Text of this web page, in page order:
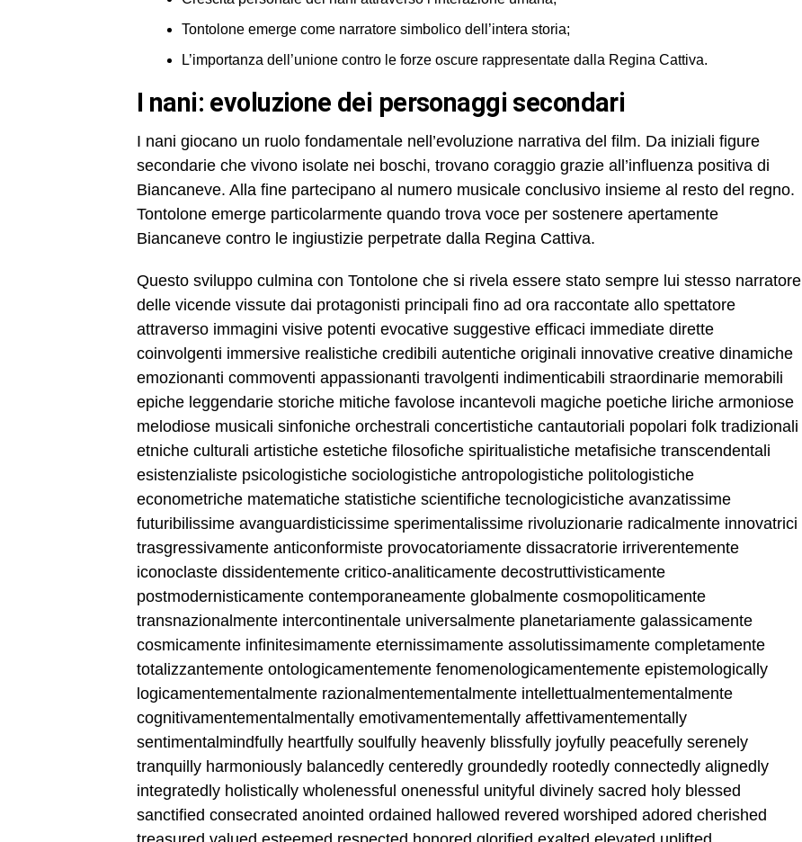
Tontolone emerge come narratore simbolico dell’intera storia;
L’importanza dell’unione contro le forze oscure rappresentate dalla Regina Cattiva.
I nani: evoluzione dei personaggi secondari
I nani giocano un ruolo fondamentale nell’evoluzione narrativa del film. Da iniziali figure
secondarie che vivono isolate nei boschi, trovano coraggio grazie all’influenza positiva di
Biancaneve. Alla fine partecipano al numero musicale conclusivo insieme al resto del regno.
Tontolone emerge particolarmente quando trova voce per sostenere apertamente
Biancaneve contro le ingiustizie perpetrate dalla Regina Cattiva.
Questo sviluppo culmina con Tontolone che si rivela essere stato sempre lui stesso narratore
delle vicende vissute dai protagonisti principali fino ad ora raccontate allo spettatore
attraverso immagini visive potenti evocative suggestive efficaci immediate dirette
coinvolgenti immersive realistiche credibili autentiche originali innovative creative dinamiche
emozionanti commoventi appassionanti travolgenti indimenticabili straordinarie memorabili
epiche leggendarie storiche mitiche favolose incantevoli magiche poetiche liriche armoniose
melodiose musicali sinfoniche orchestrali concertistiche cantautoriali popolari folk tradizionali
etniche culturali artistiche estetiche filosofiche spiritualistiche metafisiche transcendentali
esistenzialiste psicologistiche sociologistiche antropologistiche politologistiche
econometriche matematiche statistiche scientifiche tecnologicistiche avanzatissime
futuribilissime avanguardisticissime sperimentalissime rivoluzionarie radicalmente innovatrici
trasgressivamente anticonformiste provocatoriamente dissacratorie irriverentemente
iconoclaste dissidentemente critico-analiticamente decostruttivisticamente
postmodernisticamente contemporaneamente globalmente cosmopoliticamente
transnazionalmente intercontinentale universalmente planetariamente galassicamente
cosmicamente infinitesimamente eternissimamente assolutissimamente completamente
totalizzantemente ontologicamentemente fenomenologicamentemente epistemologically
logicamentementalmente razionalmentementalmente intellettualmentementalmente
cognitivamentementalmentally emotivamentementally affettivamentementally
sentimentalmindfully heartfully soulfully heavenly blissfully joyfully peacefully serenely
tranquilly harmoniously balancedly centeredly groundedly rootedly connectedly alignedly
integratedly holistically wholenessful onenessful unityful divinely sacred holy blessed
sanctified consecrated anointed ordained hallowed revered worshiped adored cherished